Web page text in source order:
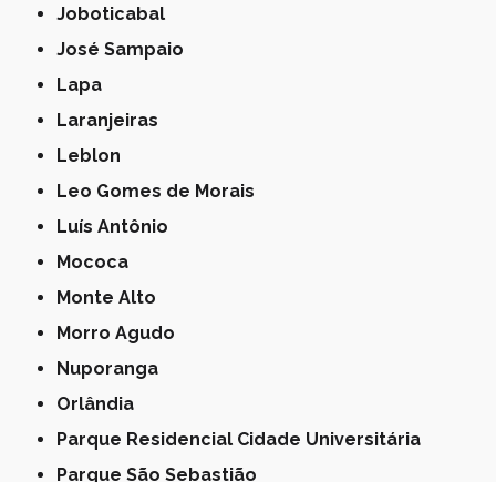
Joboticabal
José Sampaio
Lapa
Laranjeiras
Leblon
Leo Gomes de Morais
Luís Antônio
Mococa
Monte Alto
Morro Agudo
Nuporanga
Orlândia
Parque Residencial Cidade Universitária
Parque São Sebastião